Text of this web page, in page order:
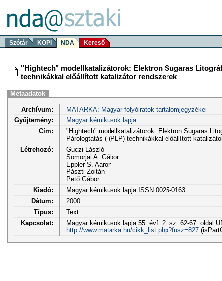
Szótár KOPI NDA Kereső
"Hightech" modellkatalizátorok: Elektron Sugaras
technikákkal előállított katalizátor rendszerek
Metaadatok
Archívum:
MATARKA: Magyar folyóiratok tartalomjegyzékei
Gyűjtemény:
Magyar kémikusok lapja
Cím:
"Hightech" modellkatalizátorok: Elektron Sugaras
Párologtatás ( (PLP) technikákkal előállított
Létrehozó:
Guczi László
Somorjai A. Gábor
Eppler S. Aaron
Pászti Zoltán
Pető Gábor
Kiadó:
Magyar kémikusok lapja ISSN 0025-0163
Dátum:
2000
Típus:
Text
Kapcsolat:
Magyar kémikusok lapja 55. évf. 2. sz. 62-67. oldal
http://www.matarka.hu/cikk_list.php?fusz=827